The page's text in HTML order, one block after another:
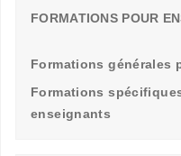
FORMATIONS POUR
Formations générales
Formations
enseignants